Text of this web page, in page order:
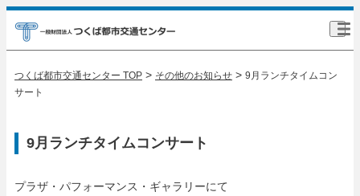
つくば都市交通センター TOP > その他のお知らせ > 9月ランチタイムコン
サート
9月ランチタイムコンサート
プラザ・パフォーマンス・ギャラリーにて